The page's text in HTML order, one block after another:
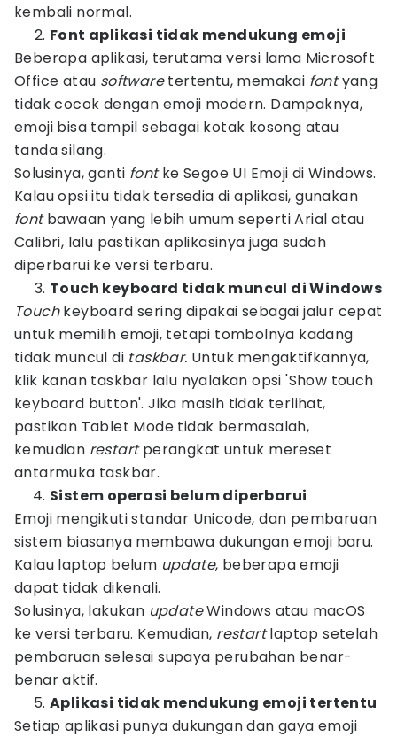
kembali normal.
Font aplikasi tidak mendukung emoji
Beberapa aplikasi, terutama versi lama Microsoft
Office atau softwaretertentu, memakai fontyang
tidak cocok dengan emoji modern. Dampaknya,
emoji bisa tampil sebagai kotak kosong atau
tanda silang.
Solusinya, ganti fontke Segoe UI Emoji di Windows.
Kalau opsi itu tidak tersedia di aplikasi, gunakan
fontbawaan yang lebih umum seperti Arial atau
Calibri, lalu pastikan aplikasinya juga sudah
diperbarui ke versi terbaru.
Touch keyboard tidak muncul di Windows
Touchkeyboard sering dipakai sebagai jalur cepat
untuk memilih emoji, tetapi tombolnya kadang
tidak muncul di taskbar. Untuk mengaktifkannya,
klik kanan taskbar lalu nyalakan opsi 'Show touch
keyboard button'. Jika masih tidak terlihat,
pastikan Tablet Mode tidak bermasalah,
kemudian restartperangkat untuk mereset
antarmuka taskbar.
Sistem operasi belum diperbarui
Emoji mengikuti standar Unicode, dan pembaruan
sistem biasanya membawa dukungan emoji baru.
Kalau laptop belum update, beberapa emoji
dapat tidak dikenali.
Solusinya, lakukan updateWindows atau macOS
ke versi terbaru. Kemudian, restartlaptop setelah
pembaruan selesai supaya perubahan benar-
benar aktif.
Aplikasi tidak mendukung emoji tertentu
Setiap aplikasi punya dukungan dan gaya emoji